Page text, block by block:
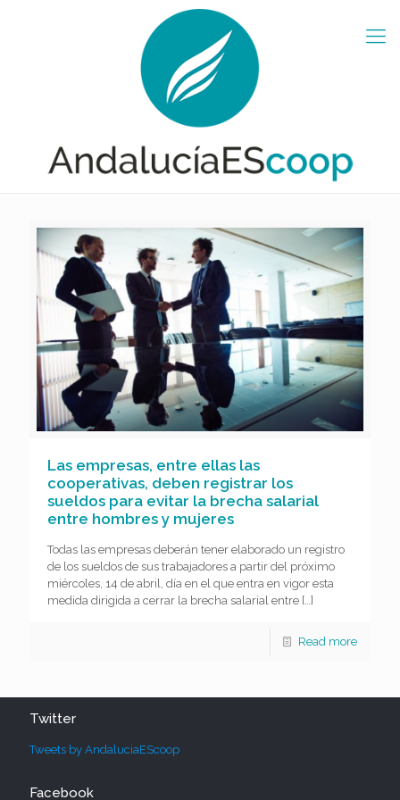
Las empresas, entre ellas las
cooperativas, deben registrar los
sueldos para evitar la brecha salarial
entre hombres y mujeres
Todas las empresas deberán tener elaborado un registro
de los sueldos de sus trabajadores a partir del próximo
miércoles, 14 de abril, día en el que entra en vigor esta
medida dirigida a cerrar la brecha salarial entre […]
Read more
Twitter
Tweets by AndaluciaEScoop
Facebook